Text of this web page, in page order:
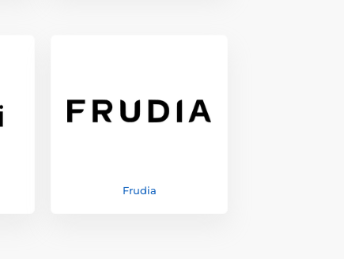
Frudia